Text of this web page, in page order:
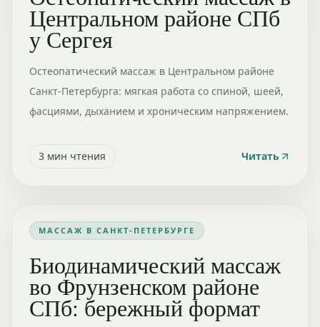
Центральном районе СПб
у Сергея
Остеопатический массаж в Центральном районе
Санкт-Петербурга: мягкая работа со спиной, шеей,
фасциями, дыханием и хроническим напряжением.
3 мин чтения Читать
МАССАЖ В САНКТ-ПЕТЕРБУРГЕ
Биодинамический массаж
во Фрунзенском районе
СПб: бережный формат